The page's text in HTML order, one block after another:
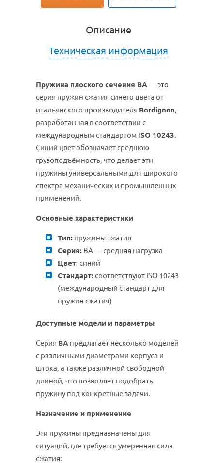
Описание
Техническая информация
Пружина плоского сечения BA — это
серия пружин сжатия синего цвета от
итальянского производителя Bordignon,
разработанная в соответствии с
международным стандартом ISO 10243.
Синий цвет обозначает среднюю
грузоподъёмность, что делает эти
пружины универсальными для широкого
спектра механических и промышленных
применений.
Основные характеристики
Тип: пружины сжатия
Серия: BA — средняя нагрузка
Цвет:синий
Стандарт:соответствуют ISO 10243
(международный стандарт для
пружин сжатия)
Доступные модели и параметры
Серия BA предлагает несколько моделей
с различными диаметрами корпуса и
штока, а также различной свободной
длиной, что позволяет подобрать
пружину под конкретные задачи.
Назначение и применение
Эти пружины предназначены для
ситуаций, где требуется умеренная сила
сжатия: